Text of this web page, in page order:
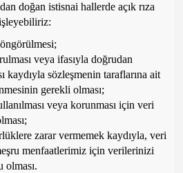
doğan istisnai hallerde açık rıza
veya ifasıyla doğrudan
kaydıyla sözleşmenin taraflarına ait
gerekli olması;
veya korunması için veri
zarar vermemek kaydıyla, veri
menfaatlerimiz için verilerinizi
olması.